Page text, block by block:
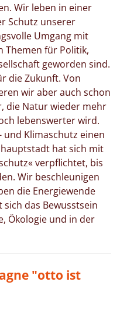
Wir leben in einer
Schutz unserer
Umgang mit
Themen für Politik,
geworden sind.
die Zukunft. Von
wir aber auch schon
die Natur wieder mehr
lebenswerter wird.
Klimaschutz einen
hat sich mit
verpflichtet, bis
Wir beschleunigen
die Energiewende
das Bewusstsein
Ökologie und in der
"otto ist